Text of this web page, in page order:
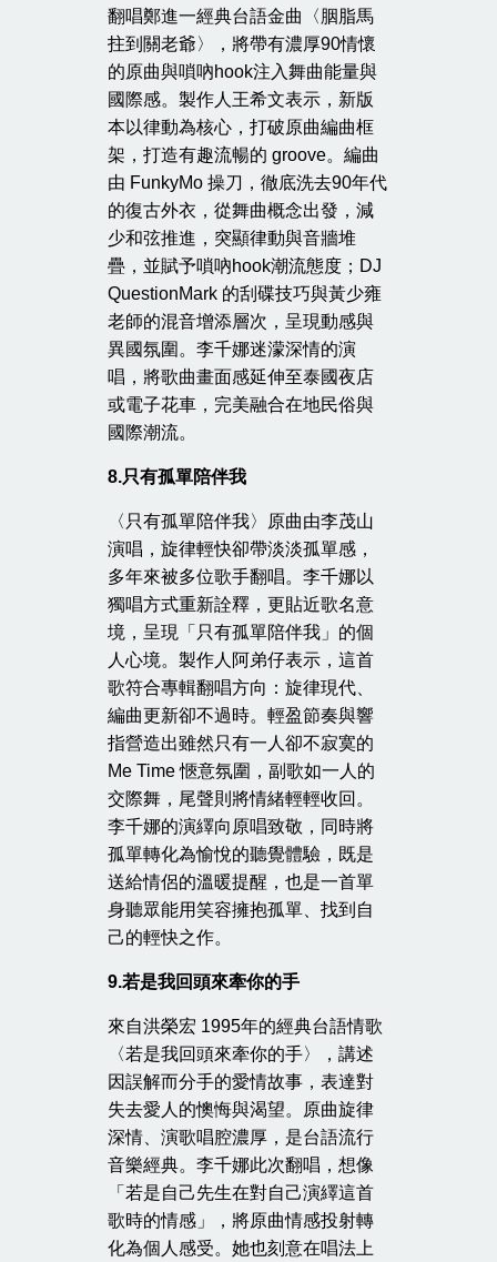
翻唱鄭進一經典台語金曲〈胭脂馬
拄到關老爺〉，將帶有濃厚90情懷
的原曲與嗩吶hook注入舞曲能量與
國際感。製作人王希文表示，新版
本以律動為核心，打破原曲編曲框
架，打造有趣流暢的 groove。編曲
由 FunkyMo 操刀，徹底洗去90年代
的復古外衣，從舞曲概念出發，減
少和弦推進，突顯律動與音牆堆
疊，並賦予嗩吶hook潮流態度；DJ
QuestionMark 的刮碟技巧與黃少雍
老師的混音增添層次，呈現動感與
異國氛圍。李千娜迷濛深情的演
唱，將歌曲畫面感延伸至泰國夜店
或電子花車，完美融合在地民俗與
國際潮流。
8.只有孤單陪伴我
〈只有孤單陪伴我〉原曲由李茂山
演唱，旋律輕快卻帶淡淡孤單感，
多年來被多位歌手翻唱。李千娜以
獨唱方式重新詮釋，更貼近歌名意
境，呈現「只有孤單陪伴我」的個
人心境。製作人阿弟仔表示，這首
歌符合專輯翻唱方向：旋律現代、
編曲更新卻不過時。輕盈節奏與響
指營造出雖然只有一人卻不寂寞的
Me Time 愜意氛圍，副歌如一人的
交際舞，尾聲則將情緒輕輕收回。
李千娜的演繹向原唱致敬，同時將
孤單轉化為愉悅的聽覺體驗，既是
送給情侶的溫暖提醒，也是一首單
身聽眾能用笑容擁抱孤單、找到自
己的輕快之作。
9.若是我回頭來牽你的手
來自洪榮宏 1995年的經典台語情歌
〈若是我回頭來牽你的手〉，講述
因誤解而分手的愛情故事，表達對
失去愛人的懊悔與渴望。原曲旋律
深情、演歌唱腔濃厚，是台語流行
音樂經典。李千娜此次翻唱，想像
「若是自己先生在對自己演繹這首
歌時的情感」，將原曲情感投射轉
化為個人感受。她也刻意在唱法上